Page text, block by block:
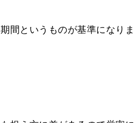
間というものが基準になりま